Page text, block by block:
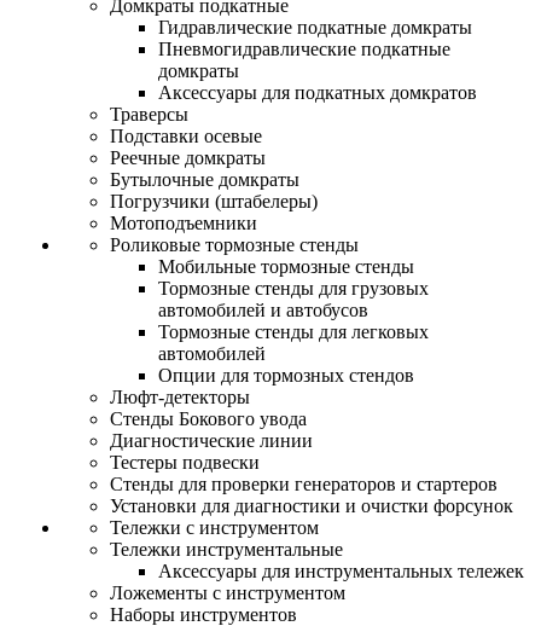
Домкраты подкатные
Гидравлические подкатные домкраты
Пневмогидравлические подкатные
домкраты
Аксессуары для подкатных домкратов
Траверсы
Подставки осевые
Реечные домкраты
Бутылочные домкраты
Погрузчики (штабелеры)
Мотоподъемники
Роликовые тормозные стенды
Мобильные тормозные стенды
Тормозные стенды для грузовых
автомобилей и автобусов
Тормозные стенды для легковых
автомобилей
Опции для тормозных стендов
Люфт-детекторы
Стенды Бокового увода
Диагностические линии
Тестеры подвески
Стенды для проверки генераторов и стартеров
Установки для диагностики и очистки форсунок
Тележки с инструментом
Тележки инструментальные
Аксессуары для инструментальных тележек
Ложементы с инструментом
Наборы инструментов